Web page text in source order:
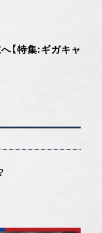
【特集:ギガキャ